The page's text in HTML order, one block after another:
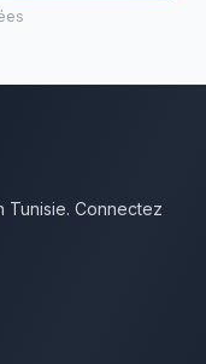
Tunisie. Connectez